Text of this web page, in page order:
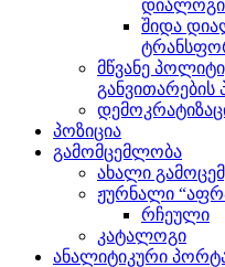
შიდა
მწვანე
პოზიცია
გამომცემლობა
ახალი
ჟურნალი
რჩეული
კატალოგი
ანალიტიკური